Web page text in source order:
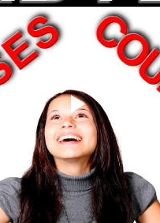
Play
Video